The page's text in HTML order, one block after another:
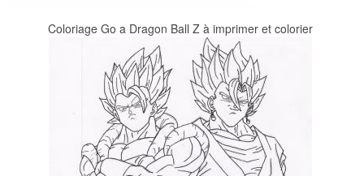
Coloriage Go a Dragon Ball Z à imprimer et colorier